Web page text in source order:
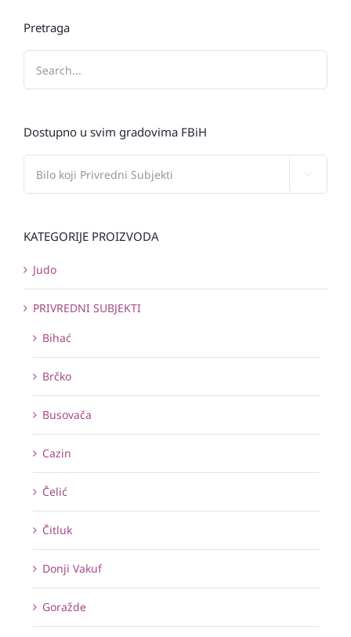
Pretraga
Dostupno u svim gradovima FBiH
KATEGORIJE PROIZVODA
Judo
PRIVREDNI SUBJEKTI
Bihać
Brčko
Busovača
Cazin
Čelić
Čitluk
Donji Vakuf
Goražde